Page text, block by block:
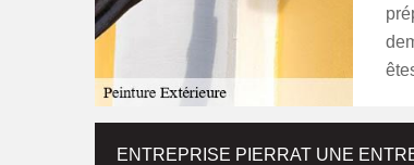
ENTREPRISE PIERRAT UNE